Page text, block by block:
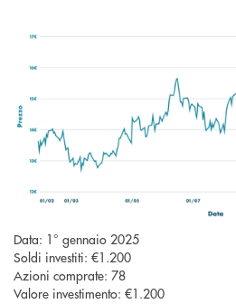
Data: 1° gennaio 2025
Soldi investiti: €1.200
Azioni comprate: 78
Valore investimento: €1.200